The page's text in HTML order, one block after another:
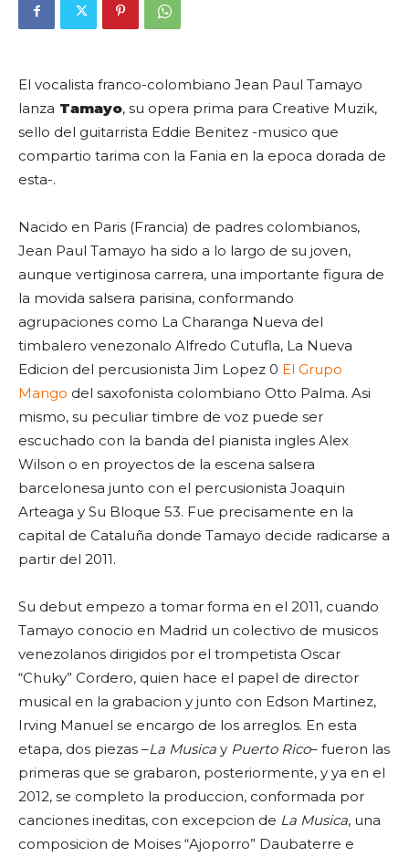
El vocalista franco-colombiano Jean Paul Tamayo
lanza Tamayo, su opera prima para Creative Muzik,
sello del guitarrista Eddie Benitez -musico que
compartio tarima con la Fania en la epoca dorada de
esta-.
Nacido en Paris (Francia) de padres colombianos,
Jean Paul Tamayo ha sido a lo largo de su joven,
aunque vertiginosa carrera, una importante figura de
la movida salsera parisina, conformando
agrupaciones como La Charanga Nueva del
timbalero venezonalo Alfredo Cutufla, La Nueva
Edicion del percusionista Jim Lopez 0 El Grupo
Mango del saxofonista colombiano Otto Palma. Asi
mismo, su peculiar timbre de voz puede ser
escuchado con la banda del pianista ingles Alex
Wilson o en proyectos de la escena salsera
barcelonesa junto con el percusionista Joaquin
Arteaga y Su Bloque 53. Fue precisamente en la
capital de Cataluña donde Tamayo decide radicarse a
partir del 2011.
Su debut empezo a tomar forma en el 2011, cuando
Tamayo conocio en Madrid un colectivo de musicos
venezolanos dirigidos por el trompetista Oscar
“Chuky” Cordero, quien hace el papel de director
musical en la grabacion y junto con Edson Martinez,
Irving Manuel se encargo de los arreglos. En esta
etapa, dos piezas –La Musica y Puerto Rico– fueron las
primeras que se grabaron, posteriormente, y ya en el
2012, se completo la produccion, conformada por
canciones ineditas, con excepcion de La Musica, una
composicion de Moises “Ajoporro” Daubaterre e